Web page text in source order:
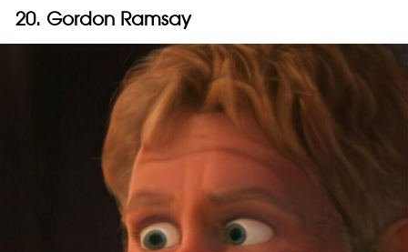
20. Gordon Ramsay